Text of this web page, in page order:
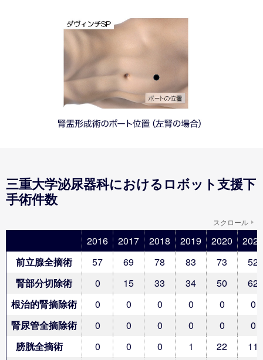
三重大学泌尿器科におけるロボット支援下
手術件数
スクロール
2016 2017 2018 2019 2020
2021
前立腺全摘術
57 69 78 83 73
52
腎部分切除術
0 15 33 34 50
62
根治的腎摘除術
0 0 0 0 0
0
腎尿管全摘除術
0 0 0 0 0
0
膀胱全摘術
0 0 0 1 22
11